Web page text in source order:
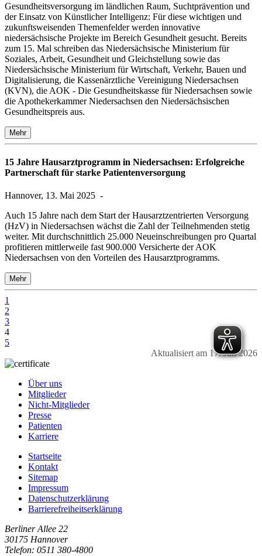
Gesundheitsversorgung im ländlichen Raum, Suchtprävention und
der Einsatz von Künstlicher Intelligenz: Für diese wichtigen und
zukunftsweisenden Themenfelder werden innovative
niedersächsische Projekte im Bereich Gesundheit gesucht. Bereits
zum 15. Mal schreiben das Niedersächsische Ministerium für
Soziales, Arbeit, Gesundheit und Gleichstellung sowie das
Niedersächsische Ministerium für Wirtschaft, Verkehr, Bauen und
Digitalisierung, die Kassenärztliche Vereinigung Niedersachsen
(KVN), die AOK - Die Gesundheitskasse für Niedersachsen sowie
die Apothekerkammer Niedersachsen den Niedersächsischen
Gesundheitspreis aus.
Mehr
15 Jahre Hausarztprogramm in Niedersachsen: Erfolgreiche
Partnerschaft für starke Patientenversorgung
Hannover, 13. Mai 2025 -
Auch 15 Jahre nach dem Start der Hausarztzentrierten Versorgung
(HzV) in Niedersachsen wächst die Zahl der Teilnehmenden stetig
weiter. Mit durchschnittlich 25.000 Neueinschreibungen pro Quartal
profitieren mittlerweile fast 900.000 Versicherte der AOK
Niedersachsen von den Vorteilen des Hausarztprogramms.
Mehr
1
2
3
4
5
Aktualisiert am 17. Juli 2026
Über uns
Mitglieder
Nicht-Mitglieder
Presse
Patienten
Karriere
Startseite
Kontakt
Sitemap
Impressum
Datenschutzerklärung
Barrierefreiheitserklärung
Berliner Allee 22
30175 Hannover
Telefon: 0511 380-4800